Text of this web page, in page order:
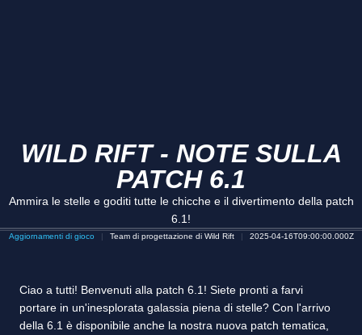
WILD RIFT - NOTE SULLA
PATCH 6.1
Ammira le stelle e goditi tutte le chicche e il divertimento della patch
6.1!
Aggiornamenti di gioco Team di progettazione di Wild Rift 2025-04-16T09:00:00.000Z
Ciao a tutti! Benvenuti alla patch 6.1! Siete pronti a farvi
portare in un'inesplorata galassia piena di stelle? Con l'arrivo
della 6.1 è disponibile anche la nostra nuova patch tematica,